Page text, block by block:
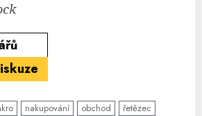
nakupování obchod řetězec